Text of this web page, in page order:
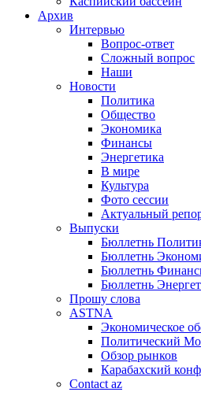
Архив
Интервью
Вопрос-ответ
Сложный вопрос
Наши
Новости
Политика
Общество
Экономика
Финансы
Энергетика
В мире
Культура
Фото сессии
Актуальный
Выпуски
Бюллетнь
Бюллетнь
Бюллетнь
Бюллетнь
Прошу слова
ASTNA
Экономическое
Политический
Обзор рынков
Карабахский
Contact az